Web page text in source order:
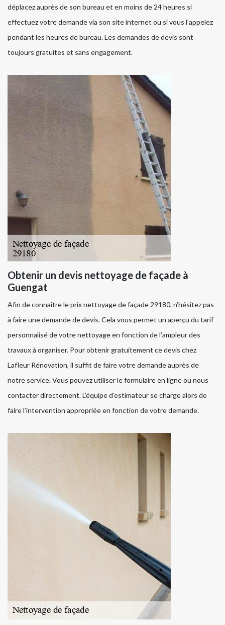
déplacez auprès de son bureau et en moins de 24 heures si
effectuez votre demande via son site internet ou si vous l’appelez
pendant les heures de bureau. Les demandes de devis sont
toujours gratuites et sans engagement.
Obtenir un devis nettoyage de façade à
Guengat
Afin de connaître le prix nettoyage de façade 29180, n’hésitez pas
à faire une demande de devis. Cela vous permet un aperçu du tarif
personnalisé de votre nettoyage en fonction de l’ampleur des
travaux à organiser. Pour obtenir gratuitement ce devis chez
Lafleur Rénovation, il suffit de faire votre demande auprès de
notre service. Vous pouvez utiliser le formulaire en ligne ou nous
contacter directement. L’équipe d’estimateur se charge alors de
faire l’intervention appropriée en fonction de votre demande.